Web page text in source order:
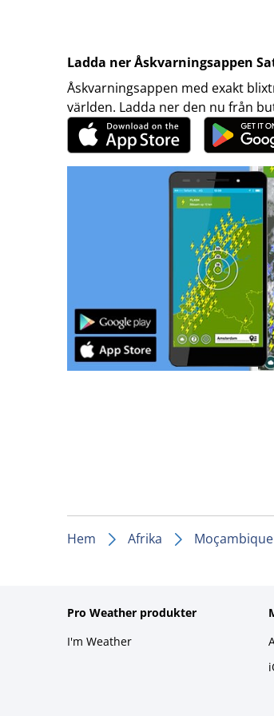
Ladda ner Åskvarningsappen
Åskvarningsappen med exakt
världen. Ladda ner den nu från
Hem Afrika Moçambique
Pro Weather produkter
I'm Weather